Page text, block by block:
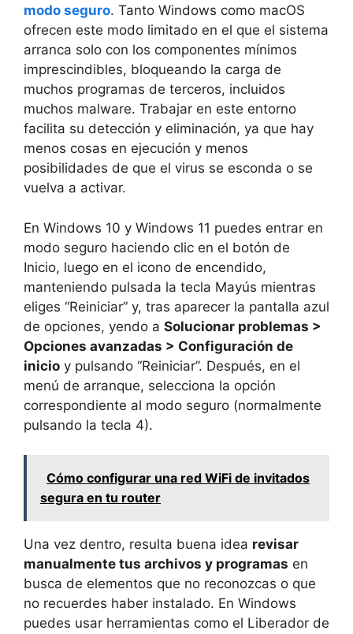
modo seguro. Tanto Windows como macOS
ofrecen este modo limitado en el que el sistema
arranca solo con los componentes mínimos
imprescindibles, bloqueando la carga de
muchos programas de terceros, incluidos
muchos malware. Trabajar en este entorno
facilita su detección y eliminación, ya que hay
menos cosas en ejecución y menos
posibilidades de que el virus se esconda o se
vuelva a activar.
En Windows 10 y Windows 11 puedes entrar en
modo seguro haciendo clic en el botón de
Inicio, luego en el icono de encendido,
manteniendo pulsada la tecla Mayús mientras
eliges “Reiniciar” y, tras aparecer la pantalla azul
de opciones, yendo a Solucionar problemas >
Opciones avanzadas > Configuración de
inicio y pulsando “Reiniciar”. Después, en el
menú de arranque, selecciona la opción
correspondiente al modo seguro (normalmente
pulsando la tecla 4).
Cómo configurar una red WiFi de invitados
segura en tu router
Una vez dentro, resulta buena idea revisar
manualmente tus archivos y programas en
busca de elementos que no reconozcas o que
no recuerdes haber instalado. En Windows
puedes usar herramientas como el Liberador de